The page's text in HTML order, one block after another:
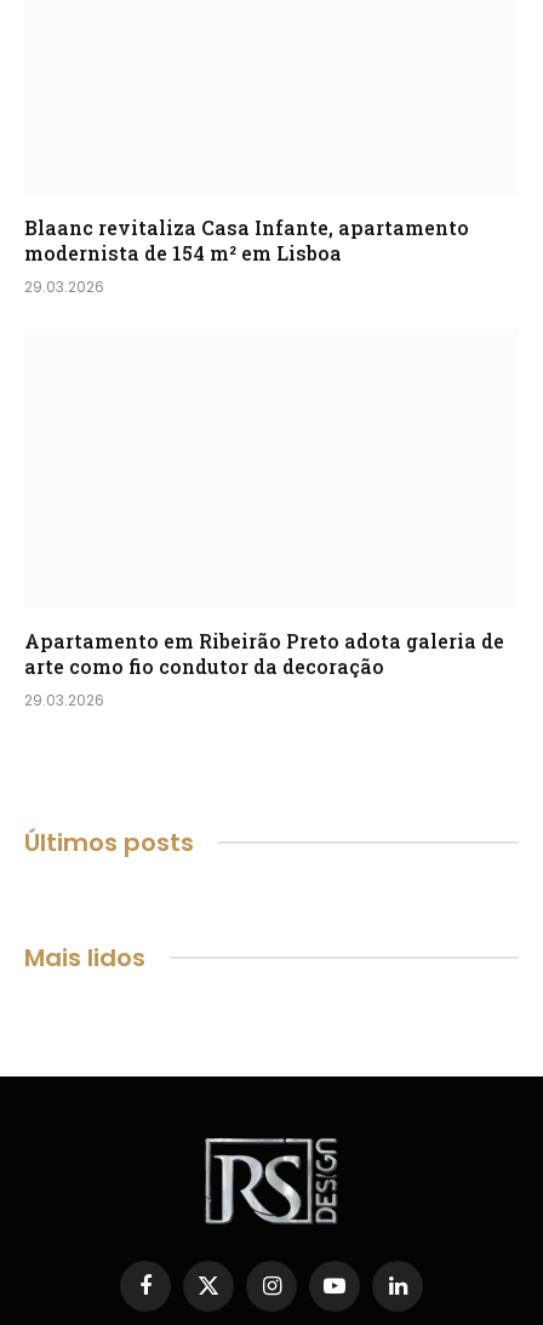
Blaanc revitaliza Casa Infante, apartamento
modernista de 154 m² em Lisboa
29.03.2026
Apartamento em Ribeirão Preto adota galeria de
arte como fio condutor da decoração
29.03.2026
Últimos posts
Mais lidos
Facebook
X
(Twitter)
InstagramYouTubeLinkedIn